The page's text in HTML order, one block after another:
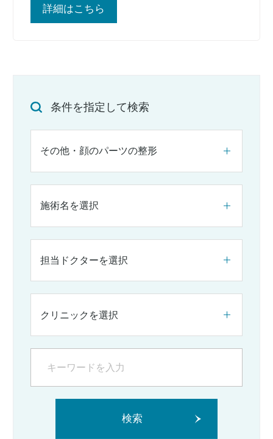
詳細はこちら
条件を指定して検索
その他・顔のパーツの整形
施術名を選択
担当ドクターを選択
クリニックを選択
検索